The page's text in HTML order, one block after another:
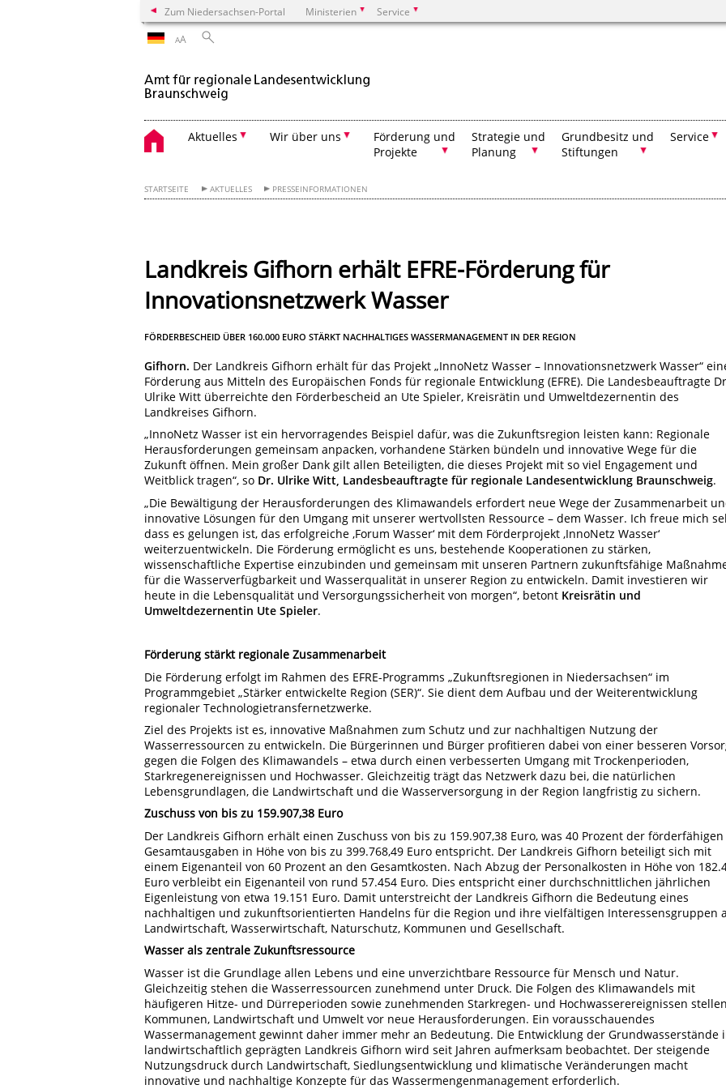
Zum Niedersachsen-Portal Ministerien Service
AA
Aktuelles Wir über uns
Förderung und
Projekte
Strategie und
Planung
Grundbesitz und
Stiftungen
Service
STARTSEITE AKTUELLES PRESSEINFORMATIONEN
Landkreis Gifhorn erhält EFRE-Förderung für
Innovationsnetzwerk Wasser
FÖRDERBESCHEID ÜBER 160.000 EURO STÄRKT NACHHALTIGES WASSERMANAGEMENT IN DER REGION
Gifhorn. Der Landkreis Gifhorn erhält für das Projekt „InnoNetz Wasser – Innovationsnetzwerk Wasser“
Förderung aus Mitteln des Europäischen Fonds für regionale Entwicklung (EFRE). Die Landesbeauftragte
Ulrike Witt überreichte den Förderbescheid an Ute Spieler, Kreisrätin und Umweltdezernentin des
Landkreises Gifhorn.
„InnoNetz Wasser ist ein hervorragendes Beispiel dafür, was die Zukunftsregion leisten kann: Regionale
Herausforderungen gemeinsam anpacken, vorhandene Stärken bündeln und innovative Wege für die
Zukunft öffnen. Mein großer Dank gilt allen Beteiligten, die dieses Projekt mit so viel Engagement und
Weitblick tragen“, so Dr. Ulrike Witt, Landesbeauftragte für regionale Landesentwicklung Braunschweig.
„Die Bewältigung der Herausforderungen des Klimawandels erfordert neue Wege der Zusammenarbeit
innovative Lösungen für den Umgang mit unserer wertvollsten Ressource – dem Wasser. Ich freue mich
dass es gelungen ist, das erfolgreiche ,Forum Wasser‘ mit dem Förderprojekt ‚InnoNetz Wasser‘
weiterzuentwickeln. Die Förderung ermöglicht es uns, bestehende Kooperationen zu stärken,
wissenschaftliche Expertise einzubinden und gemeinsam mit unseren Partnern zukunftsfähige
für die Wasserverfügbarkeit und Wasserqualität in unserer Region zu entwickeln. Damit investieren wir
heute in die Lebensqualität und Versorgungssicherheit von morgen“, betont Kreisrätin und
Umweltdezernentin Ute Spieler.
Förderung stärkt regionale Zusammenarbeit
Die Förderung erfolgt im Rahmen des EFRE-Programms „Zukunftsregionen in Niedersachsen“ im
Programmgebiet „Stärker entwickelte Region (SER)“. Sie dient dem Aufbau und der Weiterentwicklung
regionaler Technologietransfernetzwerke.
Ziel des Projekts ist es, innovative Maßnahmen zum Schutz und zur nachhaltigen Nutzung der
Wasserressourcen zu entwickeln. Die Bürgerinnen und Bürger profitieren dabei von einer besseren
gegen die Folgen des Klimawandels – etwa durch einen verbesserten Umgang mit Trockenperioden,
Starkregenereignissen und Hochwasser. Gleichzeitig trägt das Netzwerk dazu bei, die natürlichen
Lebensgrundlagen, die Landwirtschaft und die Wasserversorgung in der Region langfristig zu sichern.
Zuschuss von bis zu 159.907,38 Euro
Der Landkreis Gifhorn erhält einen Zuschuss von bis zu 159.907,38 Euro, was 40 Prozent der förderfähigen
Gesamtausgaben in Höhe von bis zu 399.768,49 Euro entspricht. Der Landkreis Gifhorn beteiligt sich mit
einem Eigenanteil von 60 Prozent an den Gesamtkosten. Nach Abzug der Personalkosten in Höhe von
Euro verbleibt ein Eigenanteil von rund 57.454 Euro. Dies entspricht einer durchschnittlichen jährlichen
Eigenleistung von etwa 19.151 Euro. Damit unterstreicht der Landkreis Gifhorn die Bedeutung eines
nachhaltigen und zukunftsorientierten Handelns für die Region und ihre vielfältigen Interessensgruppen
Landwirtschaft, Wasserwirtschaft, Naturschutz, Kommunen und Gesellschaft.
Wasser als zentrale Zukunftsressource
Wasser ist die Grundlage allen Lebens und eine unverzichtbare Ressource für Mensch und Natur.
Gleichzeitig stehen die Wasserressourcen zunehmend unter Druck. Die Folgen des Klimawandels mit
häufigeren Hitze- und Dürreperioden sowie zunehmenden Starkregen- und Hochwasserereignissen stellen
Kommunen, Landwirtschaft und Umwelt vor neue Herausforderungen. Ein vorausschauendes
Wassermanagement gewinnt daher immer mehr an Bedeutung. Die Entwicklung der Grundwasserstände
landwirtschaftlich geprägten Landkreis Gifhorn wird seit Jahren aufmerksam beobachtet. Der steigende
Nutzungsdruck durch Landwirtschaft, Siedlungsentwicklung und klimatische Veränderungen macht
innovative und nachhaltige Konzepte für das Wassermengenmanagement erforderlich.